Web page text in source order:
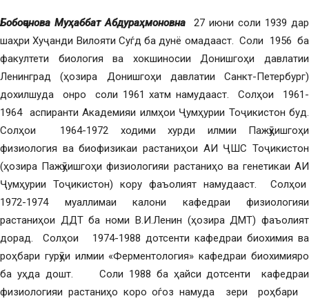
Бобоҷонова Муҳаббат Абдураҳмоновна 27 июни соли 1939 дар
шаҳри Хуҷанди Вилояти Суѓд ба дунё омадааст. Соли 1956 ба
факултети биология ва хокшиносии Донишгоҳи давлатии
Ленинград (ҳозира Донишгоҳи давлатии Санкт-Петербург)
дохилшуда онро соли 1961 хатм намудааст. Солҳои 1961-
1964 аспиранти Академияи илмҳои Ҷумҳурии Тоҷикистон буд.
Солҳои 1964-1972 ходими хурди илмии Пажӯҳишгоҳи
физиология ва биофизикаи растаниҳои АИ ҶШС Тоҷикистон
(ҳозира Пажӯҳишгоҳи физиологияи растаниҳо ва генетикаи АИ
Ҷумҳурии Тоҷикистон) кору фаъолият намудааст. Солҳои
1972-1974 муаллимаи калони кафедраи физиологияи
растаниҳои ДДТ ба номи В.И.Ленин (ҳозира ДМТ) фаъолият
дорад. Солҳои 1974-1988 дотсенти кафедраи биохимия ва
роҳбари гурӯҳи илмии «Ферментология» кафедраи биохимияро
ба уҳда дошт. Соли 1988 ба ҳайси дотсенти кафедраи
физиологияи растаниҳо коро оѓоз намуда зери роҳбари ӯ